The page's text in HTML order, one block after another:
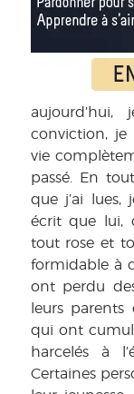
conviction, je
vie
passé. En
que j’ai lues,
écrit que lui,
tout rose et
formidable à
ont perdu
leurs parents
qui ont
harcelés à
Certaines